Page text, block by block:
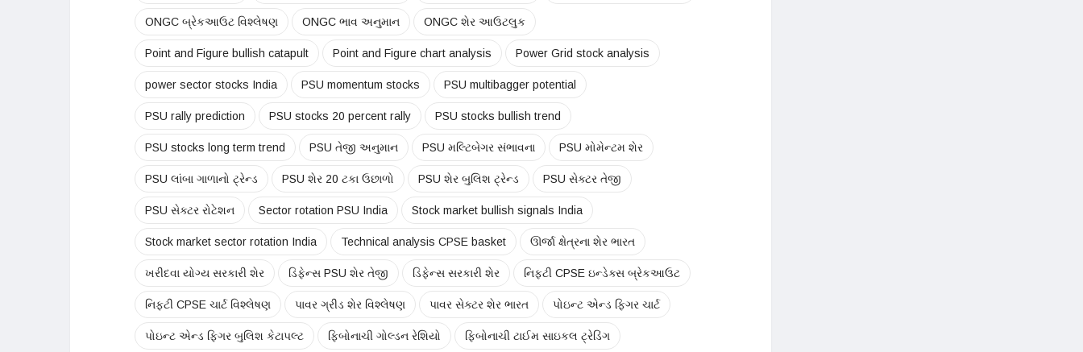
ONGC બ્રેકઆઉટ વિશ્લેષણ ONGC ભાવ અનુમાન ONGC શેર આઉટલુક
Point and Figure bullish catapult Point and Figure chart analysis Power Grid stock analysis
power sector stocks India PSU momentum stocks PSU multibagger potential
PSU rally prediction PSU stocks 20 percent rally PSU stocks bullish trend
PSU stocks long term trend PSU તેજી અનુમાન PSU મલ્ટિબેગર સંભાવના PSU મોમેન્ટમ શેર
PSU લાંબા ગાળાનો ટ્રેન્ડ PSU શેર 20 ટકા ઉછાળો PSU શેર બુલિશ ટ્રેન્ડ PSU સેક્ટર તેજી
PSU સેક્ટર રોટેશન Sector rotation PSU India Stock market bullish signals India
Stock market sector rotation India Technical analysis CPSE basket ઊર્જા ક્ષેત્રના શેર ભારત
ખરીદવા યોગ્ય સરકારી શેર ડિફેન્સ PSU શેર તેજી ડિફેન્સ સરકારી શેર નિફ્ટી CPSE ઇન્ડેક્સ બ્રેકઆઉટ
નિફ્ટી CPSE ચાર્ટ વિશ્લેષણ પાવર ગ્રીડ શેર વિશ્લેષણ પાવર સેક્ટર શેર ભારત પોઇન્ટ એન્ડ ફિગર ચાર્ટ
પોઇન્ટ એન્ડ ફિગર બુલિશ કેટાપલ્ટ ફિબોનાચી ગોલ્ડન રેશિયો ફિબોનાચી ટાઈમ સાઇકલ ટ્રેડિંગ